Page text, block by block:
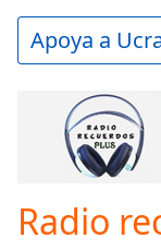
Play
Video
Backward
Current
Time0:00
Apoya a
Radio